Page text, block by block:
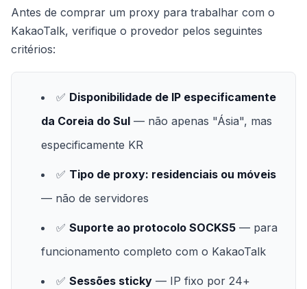
Antes de comprar um proxy para trabalhar com o
KakaoTalk, verifique o provedor pelos seguintes
critérios:
✅ Disponibilidade de IP especificamente
da Coreia do Sul — não apenas "Ásia", mas
especificamente KR
✅ Tipo de proxy: residenciais ou móveis
— não de servidores
✅Suporte ao protocolo SOCKS5 — para
funcionamento completo com o KakaoTalk
✅Sessões sticky — IP fixo por 24+